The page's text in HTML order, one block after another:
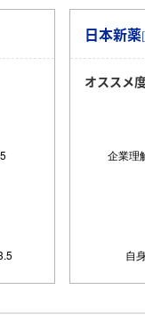
日本新薬
オススメ